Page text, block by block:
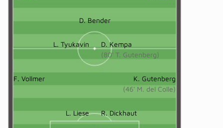
D. Bender
L. Tyukavin
D. Kempa
(80' T. Gutenberg)
F. Vollmer
K. Gutenberg
(46' M. del Colle)
L. Liese R. Dickhaut